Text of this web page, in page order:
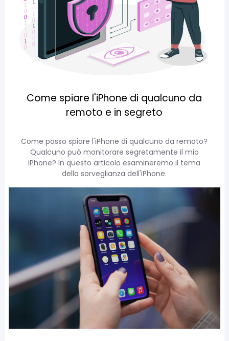
Come spiare l'iPhone di qualcuno da
remoto e in segreto
Come posso spiare l'iPhone di qualcuno da remoto?
Qualcuno può monitorare segretamente il mio
iPhone? In questo articolo esamineremo il tema
della sorveglianza dell'iPhone.